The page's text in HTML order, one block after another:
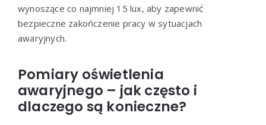
wynoszące co najmniej 15 lux, aby zapewnić
bezpieczne zakończenie pracy w sytuacjach
awaryjnych.
Pomiary oświetlenia
awaryjnego – jak często i
dlaczego są konieczne?